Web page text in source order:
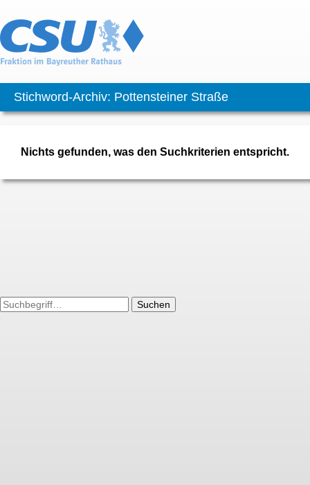
Stichword-Archiv: Pottensteiner Straße
Nichts gefunden, was den Suchkriterien entspricht.
Suchen